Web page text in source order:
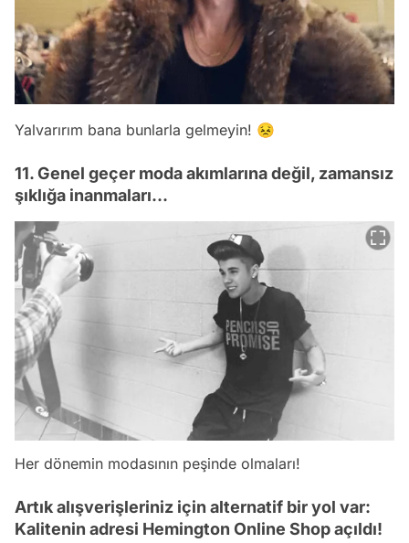
Yalvarırım bana bunlarla gelmeyin! 😣
11. Genel geçer moda akımlarına değil, zamansız
şıklığa inanmaları...
Her dönemin modasının peşinde olmaları!
Artık alışverişleriniz için alternatif bir yol var:
Kalitenin adresi Hemington Online Shop açıldı!